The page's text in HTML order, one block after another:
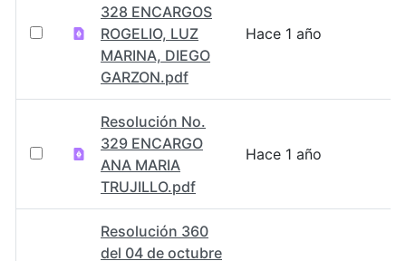
328 ENCARGOS
ROGELIO, LUZ
MARINA, DIEGO
GARZON.pdf
Hace 1 año
Resolución No.
329 ENCARGO
ANA MARIA
TRUJILLO.pdf
Hace 1 año
Resolución 360
del 04 de octubre